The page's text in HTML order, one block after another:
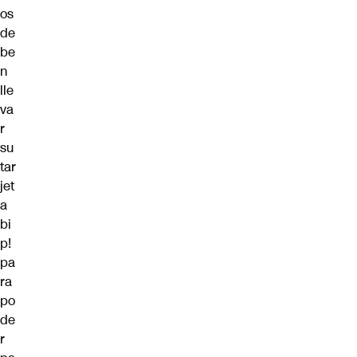
os
de
be
n
lle
va
r
su
tar
jet
a
bi
p!
pa
ra
po
de
r